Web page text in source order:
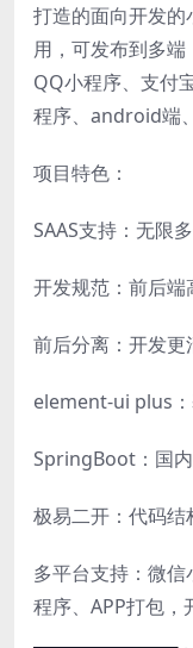
打造的面向开发
用，可发布到多端
QQ小程序、支付
程序、android端
项目特色：
SAAS支持：无限
开发规范：前后
前后分离：开发
element-ui plus
SpringBoot：国
极易二开：代码
多平台支持：微
程序、APP打包，